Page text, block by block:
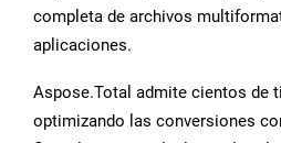
completa de archivos
aplicaciones.
Aspose.Total admite cientos de
optimizando las conversiones